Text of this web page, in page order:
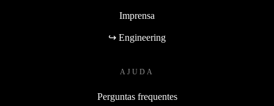
Imprensa
↪ Engineering
AJUDA
Perguntas frequentes